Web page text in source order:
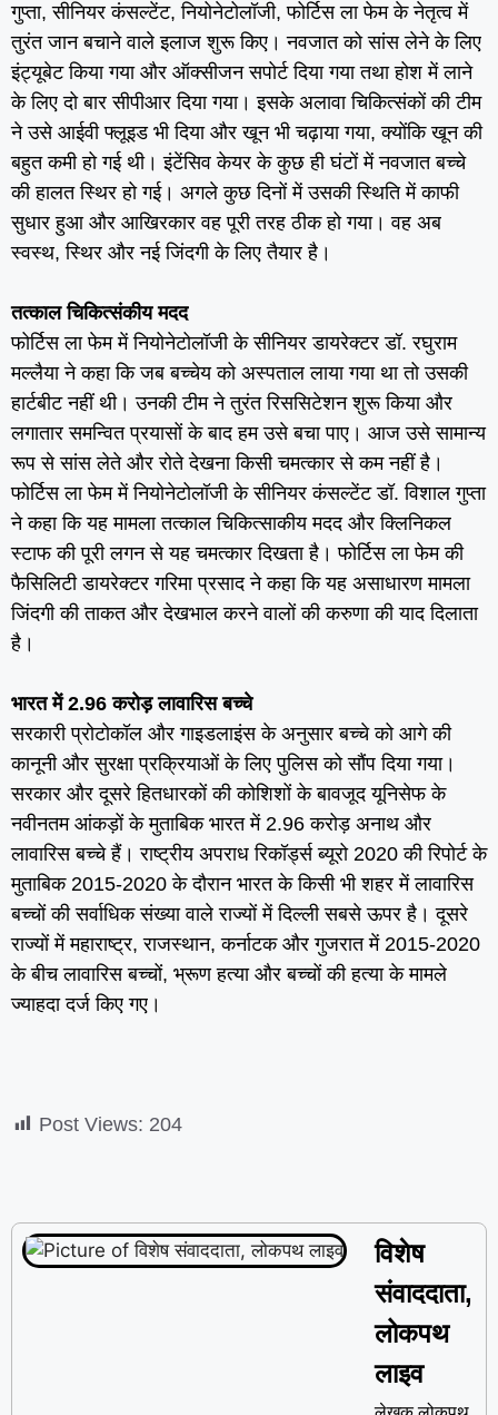
गुप्ता, सीनियर कंसल्टेंट, नियोनेटोलॉजी, फोर्टिस ला फेम के नेतृत्व में
तुरंत जान बचाने वाले इलाज शुरू किए। नवजात को सांस लेने के लिए
इंट्यूबेट किया गया और ऑक्सीजन सपोर्ट दिया गया तथा होश में लाने
के लिए दो बार सीपीआर दिया गया। इसके अलावा चिकित्संकों की टीम
ने उसे आईवी फ्लूइड भी दिया और खून भी चढ़ाया गया, क्योंकि खून की
बहुत कमी हो गई थी। इंटेंसिव केयर के कुछ ही घंटों में नवजात बच्चे
की हालत स्थिर हो गई। अगले कुछ दिनों में उसकी स्थिति में काफी
सुधार हुआ और आखिरकार वह पूरी तरह ठीक हो गया। वह अब
स्वस्थ, स्थिर और नई जिंदगी के लिए तैयार है।
तत्काल चिकित्संकीय मदद
फोर्टिस ला फेम में नियोनेटोलॉजी के सीनियर डायरेक्टर डॉ. रघुराम
मल्लैया ने कहा कि जब बच्चेय को अस्पताल लाया गया था तो उसकी
हार्टबीट नहीं थी। उनकी टीम ने तुरंत रिससिटेशन शुरू किया और
लगातार समन्वित प्रयासों के बाद हम उसे बचा पाए। आज उसे सामान्य
रूप से सांस लेते और रोते देखना किसी चमत्कार से कम नहीं है।
फोर्टिस ला फेम में नियोनेटोलॉजी के सीनियर कंसल्टेंट डॉ. विशाल गुप्ता
ने कहा कि यह मामला तत्काल चिकित्साकीय मदद और क्लिनिकल
स्टाफ की पूरी लगन से यह चमत्कार दिखता है। फोर्टिस ला फेम की
फैसिलिटी डायरेक्टर गरिमा प्रसाद ने कहा कि यह असाधारण मामला
जिंदगी की ताकत और देखभाल करने वालों की करुणा की याद दिलाता
है।
भारत में 2.96 करोड़ लावारिस बच्चे
सरकारी प्रोटोकॉल और गाइडलाइंस के अनुसार बच्चे को आगे की
कानूनी और सुरक्षा प्रक्रियाओं के लिए पुलिस को सौंप दिया गया।
सरकार और दूसरे हितधारकों की कोशिशों के बावजूद यूनिसेफ के
नवीनतम आंकड़ों के मुताबिक भारत में 2.96 करोड़ अनाथ और
लावारिस बच्चे हैं। राष्ट्रीय अपराध रिकॉर्ड्स ब्यूरो 2020 की रिपोर्ट के
मुताबिक 2015-2020 के दौरान भारत के किसी भी शहर में लावारिस
बच्चों की सर्वाधिक संख्या वाले राज्यों में दिल्ली सबसे ऊपर है। दूसरे
राज्यों में महाराष्ट्र, राजस्थान, कर्नाटक और गुजरात में 2015-2020
के बीच लावारिस बच्चों, भ्रूण हत्या और बच्चों की हत्या के मामले
ज्याहदा दर्ज किए गए।
Post Views: 204
विशेष
संवाददाता,
लोकपथ
लाइव